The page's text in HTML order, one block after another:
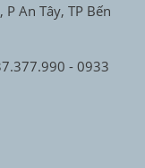
An Tây, TP Bến
- 0933